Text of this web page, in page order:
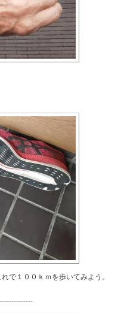
で１００ｋｍを歩いてみよう。